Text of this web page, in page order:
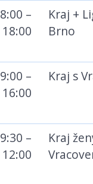
8:00 –
18:00
Kraj +
Brno
9:00 –
16:00
Kraj s
9:30 –
12:00
Kraj